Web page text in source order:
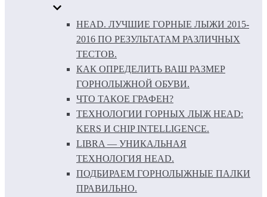
HEAD. ЛУЧШИЕ ГОРНЫЕ ЛЫЖИ 2015-
2016 ПО РЕЗУЛЬТАТАМ РАЗЛИЧНЫХ
ТЕСТОВ.
КАК ОПРЕДЕЛИТЬ ВАШ РАЗМЕР
ГОРНОЛЫЖНОЙ ОБУВИ.
ЧТО ТАКОЕ ГРАФЕН?
ТЕХНОЛОГИИ ГОРНЫХ ЛЫЖ HEAD:
KERS И CHIP INTELLIGENCE.
LIBRA — УНИКАЛЬНАЯ
ТЕХНОЛОГИЯ HEAD.
ПОДБИРАЕМ ГОРНОЛЫЖНЫЕ ПАЛКИ
ПРАВИЛЬНО.